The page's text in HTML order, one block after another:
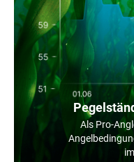
Als Pro-